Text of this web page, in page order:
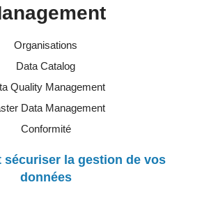
Organisations
Data Catalog
Quality Management
Data Management
Conformité
sécuriser la gestion de vos
données